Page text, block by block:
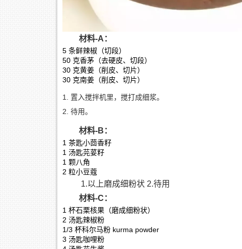
材料-A：
5 条鲜辣椒（切段）
50 克香茅（去硬皮、切段）
30 克黄姜（削皮、切片）
30 克南姜（削皮、切片）
置入搅拌机里，搅打成细浆。
待用。
材料-B：
1 茶匙小茴香籽
1 汤匙芫荽籽
1 颗八角
2 粒小豆蔻
1.以上磨成细粉状 2.待用
材料-C：
1 杯石栗核果（磨成细粉状）
2 汤匙辣椒粉
1/3 杯科尔马粉 kurma powder
3 汤匙咖哩粉